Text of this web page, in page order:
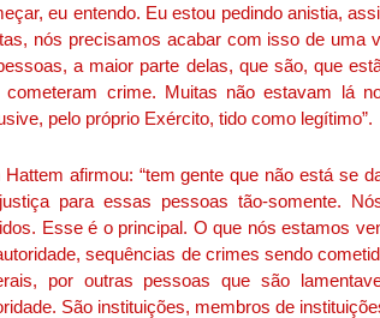
eu entendo. Eu estou pedindo anistia,
nós precisamos acabar com isso de uma
a maior parte delas, que são, que
cometeram crime. Muitas não estavam lá
pelo próprio Exército, tido como legítimo”.
Hattem afirmou: “tem gente que não está se
para essas pessoas tão-somente.
Esse é o principal. O que nós estamos
sequências de crimes sendo
por outras pessoas que são
São instituições, membros de